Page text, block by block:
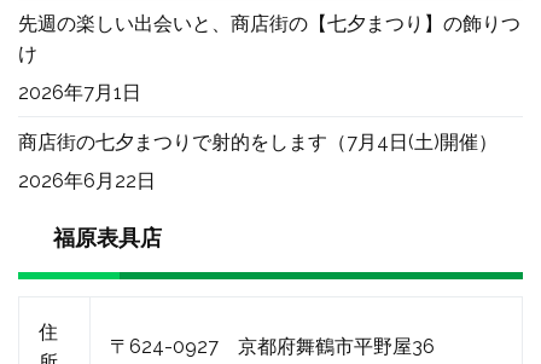
先週の楽しい出会いと、商店街の【七夕まつり】の飾りつ
け
2026年7月1日
商店街の七夕まつりで射的をします（7月4日(土)開催）
2026年6月22日
福原表具店
住
〒624-0927 京都府舞鶴市平野屋36